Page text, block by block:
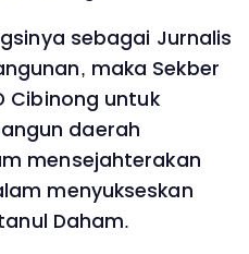
sebagai Jurnalis
maka Sekber
Cibinong untuk
daerah
mensejahterakan
menyukseskan
Daham.